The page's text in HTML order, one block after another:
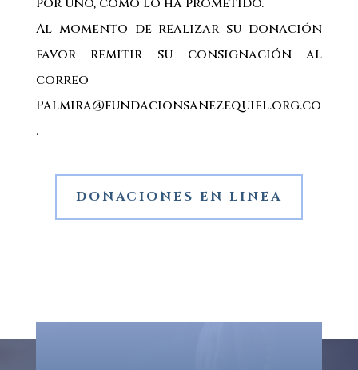
Al momento de realizar su donación
favor remitir su consignación al
correo
Palmira@fundacionsanezequiel.org.co
.
DONACIONES EN LINEA